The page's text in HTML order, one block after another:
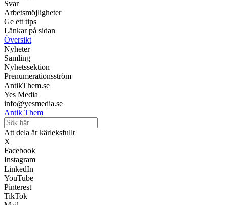
Svar
Arbetsmöjligheter
Ge ett tips
Länkar på sidan
Översikt
Nyheter
Samling
Nyhetssektion
Prenumerationsström
AntikThem.se
Yes Media
info@yesmedia.se
Antik Them
Att dela är kärleksfullt
X
Facebook
Instagram
LinkedIn
YouTube
Pinterest
TikTok